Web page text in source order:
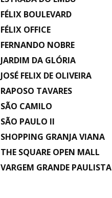
FÉLIX BOULEVARD
FÉLIX OFFICE
FERNANDO NOBRE
JARDIM DA GLÓRIA
JOSÉ FELIX DE OLIVEIRA
RAPOSO TAVARES
SÃO CAMILO
SÃO PAULO II
SHOPPING GRANJA VIANA
THE SQUARE OPEN MALL
VARGEM GRANDE PAULISTA